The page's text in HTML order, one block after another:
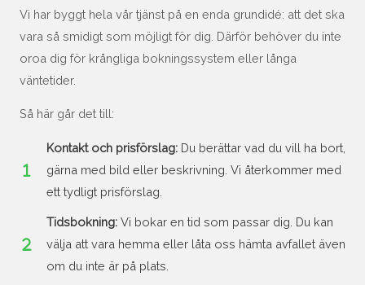
Vi har byggt hela vår tjänst på en enda grundidé: att det ska
vara så smidigt som möjligt för dig. Därför behöver du inte
oroa dig för krångliga bokningssystem eller långa
väntetider.
Så här går det till:
Kontakt och prisförslag: Du berättar vad du vill ha bort,
gärna med bild eller beskrivning. Vi återkommer med
ett tydligt prisförslag.
Tidsbokning: Vi bokar en tid som passar dig. Du kan
välja att vara hemma eller låta oss hämta avfallet även
om du inte är på plats.